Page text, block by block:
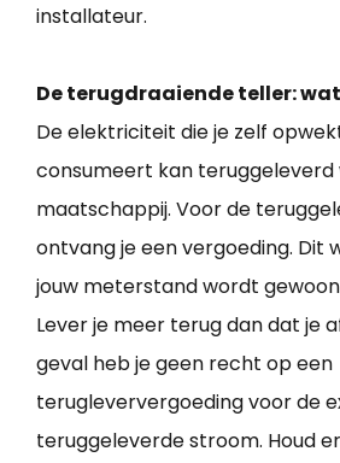
installateur.
De terugdraaiende teller:
De elektriciteit die je zelf
consumeert kan teruggeleverd
maatschappij. Voor de
ontvang je een vergoeding. Dit
jouw meterstand wordt
Lever je meer terug dan dat je
geval heb je geen recht op een
terugleververgoeding voor de
teruggeleverde stroom. Houd